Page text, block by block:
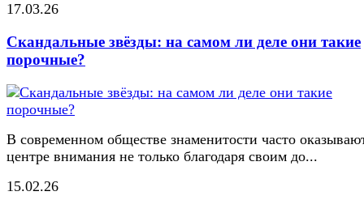
17.03.26
Скандальные звёзды: на самом ли деле они такие
порочные?
В современном обществе знаменитости часто
центре внимания не только благодаря своим до...
15.02.26